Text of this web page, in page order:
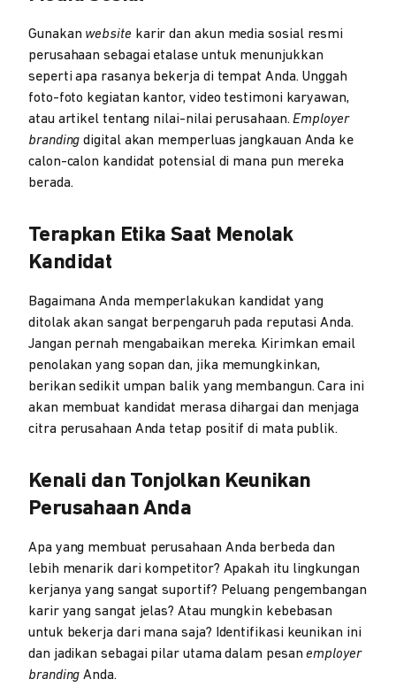
Gunakan website karir dan akun media sosial resmi
perusahaan sebagai etalase untuk menunjukkan
seperti apa rasanya bekerja di tempat Anda. Unggah
foto-foto kegiatan kantor, video testimoni karyawan,
atau artikel tentang nilai-nilai perusahaan.Employer
branding digital akan memperluas jangkauan Anda ke
calon-calon kandidat potensial di mana pun mereka
berada.
Terapkan Etika Saat Menolak
Kandidat
Bagaimana Anda memperlakukan kandidat yang
ditolak akan sangat berpengaruh pada reputasi Anda.
Jangan pernah mengabaikan mereka. Kirimkan email
penolakan yang sopan dan, jika memungkinkan,
berikan sedikit umpan balik yang membangun. Cara ini
akan membuat kandidat merasa dihargai dan menjaga
citra perusahaan Anda tetap positif di mata publik.
Kenali dan Tonjolkan Keunikan
Perusahaan Anda
Apa yang membuat perusahaan Anda berbeda dan
lebih menarik dari kompetitor? Apakah itu lingkungan
kerjanya yang sangat suportif? Peluang pengembangan
karir yang sangat jelas? Atau mungkin kebebasan
untuk bekerja dari mana saja? Identifikasi keunikan ini
dan jadikan sebagai pilar utama dalam pesanemployer
branding Anda.